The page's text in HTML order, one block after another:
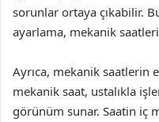
sorunlar ortaya çıkabilir.
ayarlama, mekanik
Ayrıca, mekanik saatlerin
mekanik saat, ustalıkla
görünüm sunar. Saatin iç